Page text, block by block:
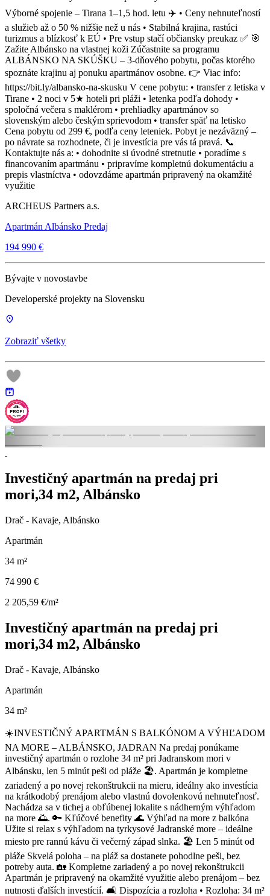
Výborné spojenie – Tirana 1–1,5 hod. letu ✈️ • Ceny nehnuteľností
a služieb až o 50 % nižšie než u nás • Stabilná krajina, rastúci
turizmus a blízkosť k EÚ • Pre vstup stačí občiansky preukaz ✅ 🎯
Zažite Albánsko na vlastnej koži Zúčastnite sa programu
ALBÁNSKO NA SKÚŠKU – 3-dňového pobytu, počas ktorého
spoznáte krajinu aj ponuku apartmánov osobne. 👉 Viac info:
https://bit.ly/albansko-na-skusku V cene pobytu: • transfer z letiska v
Tirane • 2 noci v 5★ hoteli pri pláži • letenka podľa dohody •
spoločná večera s maklérom • prehliadky apartmánov so
slovenským alebo českým sprievodom • transfer späť na letisko
Cena pobytu od 299 €, podľa ceny leteniek. Pobyt je nezáväzný –
po návrate sa rozhodnete, či je investícia pre vás tá pravá. 📞
Kontaktujte nás a: • dohodnite si úvodné stretnutie • poradíme s
financovaním apartmánu • pripravíme kompletnú dokumentáciu a
prepis vlastníctva • odovzdáme apartmán pripravený na okamžité
využitie
ARCHEUS Partners a.s.
Apartmán Albánsko Predaj
194 990 €
Bývajte v novostavbe
Developerské projekty na Slovensku
Zobraziť všetky
Investičný apartmán na predaj pri
mori,34 m2, Albánsko
Drač - Kavaje, Albánsko
Apartmán
34 m²
74 990 €
2 205,59 €/m²
Investičný apartmán na predaj pri
mori,34 m2, Albánsko
Drač - Kavaje, Albánsko
Apartmán
34 m²
☀️INVESTIČNÝ APARTMÁN S BALKÓNOM A VÝHĽADOM
NA MORE – ALBÁNSKO, JADRAN Na predaj ponúkame
investičný apartmán o rozlohe 34 m² pri Jadranskom mori v
Albánsku, len 5 minút peši od pláže 🏖️. Apartmán je kompletne
zariadený a po novej rekonštrukcii na mieru, ideálny ako investícia
na krátkodobý prenájom alebo vlastnú dovolenkovú nehnuteľnosť.
Nachádza sa v tichej a obľúbenej lokalite s nádherným výhľadom
na more 🌅. 🔑 Kľúčové benefity 🌊 Výhľad na more z balkóna
Užite si relax s výhľadom na tyrkysové Jadranské more – ideálne
miesto pre rannú kávu či večerný západ slnka. 🏖 Len 5 minút od
pláže Skvelá poloha – na pláž sa dostanete pohodlne peši, bez
potreby auta. 🏡 Kompletne zariadený a po novej rekonštrukcii
Apartmán je pripravený na okamžité využitie alebo prenájom – bez
nutnosti ďalších investícií. 🛋 Dispozícia a rozloha • Rozloha: 34 m²